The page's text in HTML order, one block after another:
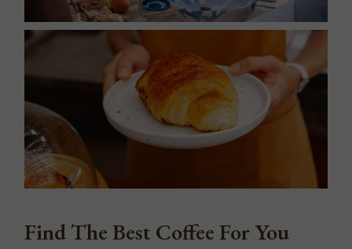
Find The Best Coffee For You